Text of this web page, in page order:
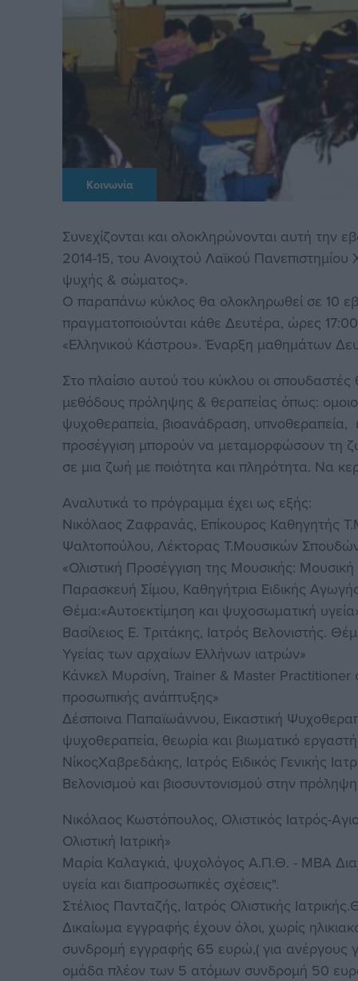
Κοινωνία
Συνεχίζονται και ολοκληρώνονται αυτή την
2014-15, του Ανοιχτού Λαϊκού Πανεπιστημίου
ψυχής & σώματος».
Ο παραπάνω κύκλος θα ολοκληρωθεί σε 10
πραγματοποιούνται κάθε Δευτέρα, ώρες
«Ελληνικού Κάστρου». Έναρξη μαθημάτων
Στο πλαίσιο αυτού του κύκλου οι
μεθόδους πρόληψης & θεραπείας όπως:
ψυχοθεραπεία, βιοανάδραση,
προσέγγιση μπορούν να μεταμορφώσουν τη
σε μια ζωή με ποιότητα και πληρότητα. Να
Αναλυτικά το πρόγραμμα έχει ως εξής:
Νικόλαος Ζαφρανάς, Επίκουρος
Ψαλτοπούλου, Λέκτορας Τ.Μουσικών
«Ολιστική Προσέγγιση της Μουσικής:
Παρασκευή Σίμου, Καθηγήτρια Ειδικής
Θέμα:«Αυτοεκτίμηση και ψυχοσωματική
Βασίλειος Ε. Τριτάκης, Ιατρός Βελονιστής.
Υγείας των αρχαίων Ελλήνων ιατρών»
Κάνκελ Μυρσίνη, Trainer & Master Practitioner
προσωπικής ανάπτυξης»
Δέσποινα Παπαϊωάννου, Εικαστική
ψυχοθεραπεία, θεωρία και βιωματικό
ΝίκοςΧαβρεδάκης, Ιατρός Ειδικός Γενικής
Βελονισμού και βιοσυντονισμού στην
Νικόλαος Κωστόπουλος, Ολιστικός Ιατρός-
Ολιστική Ιατρική»
Μαρία Καλαγκιά, ψυχολόγος Α.Π.Θ. - ΜΒΑ
υγεία και διαπροσωπικές σχέσεις".
Στέλιος Πανταζής, Ιατρός Ολιστικής
Δικαίωμα εγγραφής έχουν όλοι, χωρίς
συνδρομή εγγραφής 65 ευρώ,( για ανέργους
ομάδα πλέον των 5 ατόμων συνδρομή 50